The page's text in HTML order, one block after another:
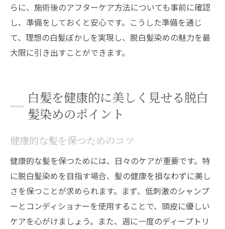
らに、施術後のアフターケア方法についても事前に確認
し、準備をしておくと安心です。こうした準備を通じ
て、理想の白髪ぼかしを実現し、脱白髪染めの魅力を最
大限に引き出すことができます。
白髪を健康的に美しく見せる脱白
髪染めのポイント
健康的な髪を保つためのコツ
健康的な髪を保つためには、日々のケアが重要です。特
に脱白髪染めを目指す場合、髪の健康を損なわずに美し
さを保つことが求められます。まず、低刺激のシャンプ
ーとコンディショナーを使用することで、頭皮に優しい
ケアを心がけましょう。また、週に一度のディープトリ